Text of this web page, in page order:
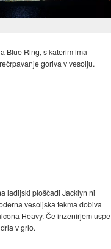
Blue Ring, s katerim ima
goriva v vesolju.
ladijski ploščadi Jacklyn ni
vesoljska tekma dobiva
Heavy. Če inženirjem uspe
v grlo.